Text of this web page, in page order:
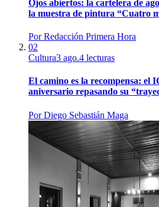
Ojos abiertos: la cartelera de
la muestra de pintura “Cuatro
PorRedacción Primera Hora
02
Cultura3 ago.4 lecturas
El camino es la recompensa: el
aniversario repasando su
PorDiego Sebastián Maga